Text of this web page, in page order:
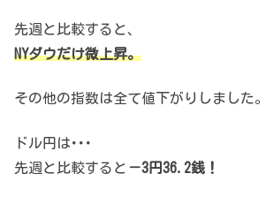
先週と比較すると、
NYダウだけ微上昇。
その他の指数は全て値下がりしました。
ドル円は･･･
先週と比較すると －3円36.2銭！